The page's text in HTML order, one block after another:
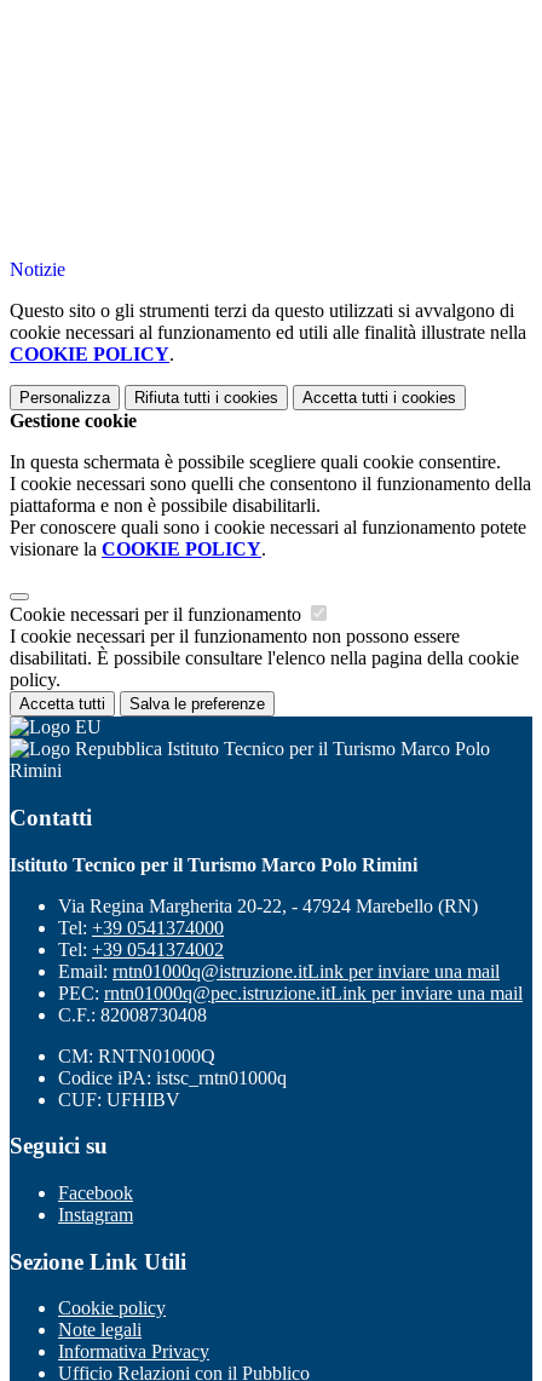
Notizie
Questo sito o gli strumenti terzi da questo utilizzati si avvalgono di
cookie necessari al funzionamento ed utili alle finalità illustrate nella
COOKIE POLICY.
Personalizza Rifiuta tutti i cookies Accetta tutti i cookies
Gestione cookie
In questa schermata è possibile scegliere quali cookie consentire.
I cookie necessari sono quelli che consentono il funzionamento della
piattaforma e non è possibile disabilitarli.
Per conoscere quali sono i cookie necessari al funzionamento potete
visionare la COOKIE POLICY.
Cookie necessari per il funzionamento
I cookie necessari per il funzionamento non possono essere
disabilitati. È possibile consultare l'elenco nella pagina della cookie
policy.
Accetta tutti Salva le preferenze
Istituto Tecnico per il Turismo Marco Polo
Rimini
Contatti
Istituto Tecnico per il Turismo Marco Polo Rimini
Via Regina Margherita 20-22, - 47924 Marebello (RN)
Tel: +39 0541374000
Tel: +39 0541374002
Email: rntn01000q@istruzione.itLink per inviare una mail
PEC: rntn01000q@pec.istruzione.itLink per inviare una mail
C.F.: 82008730408
CM: RNTN01000Q
Codice iPA: istsc_rntn01000q
CUF: UFHIBV
Seguici su
Facebook
Instagram
Sezione Link Utili
Cookie policy
Note legali
Informativa Privacy
Ufficio Relazioni con il Pubblico